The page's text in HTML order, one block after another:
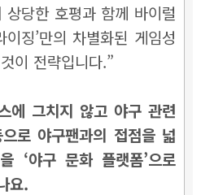
당한 호평과 함께 바이럴
징’만의 차별화된 게임성
이 전략입니다.”
에 그치지 않고 야구 관련
으로 야구팬과의 접점을 넓
‘야구 문화 플랫폼’으로
요.